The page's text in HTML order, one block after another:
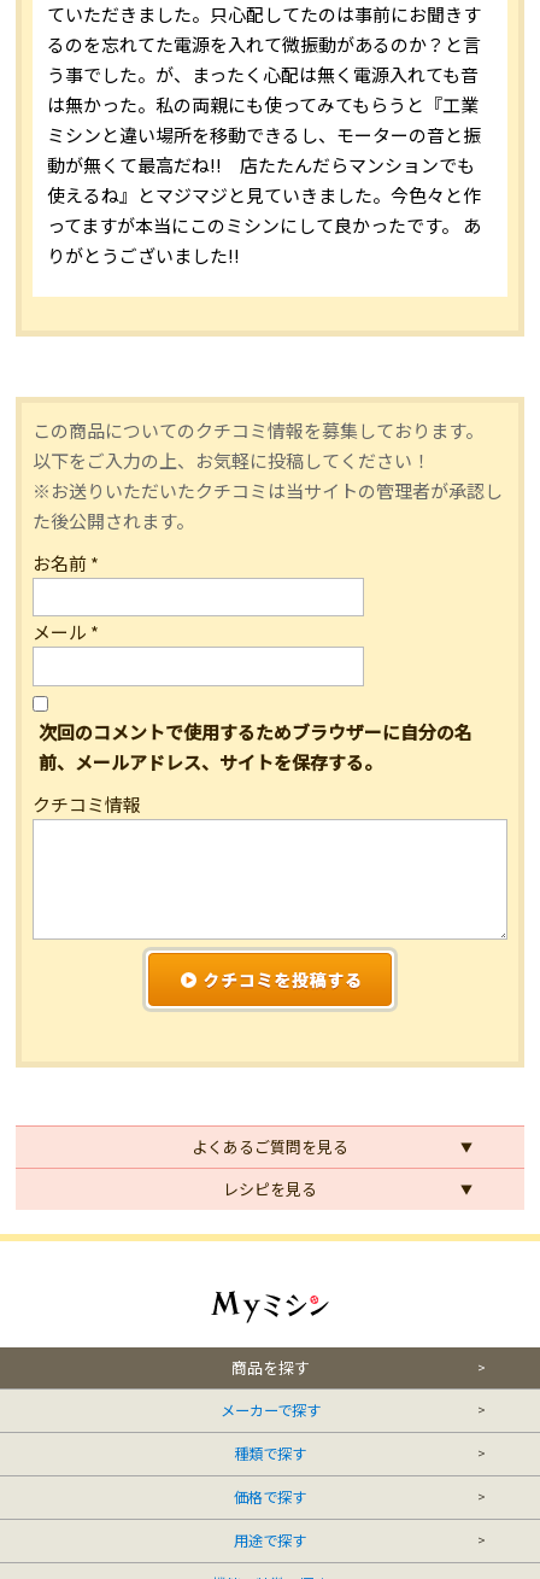
ていただきました。只心配してたのは事前にお聞きす
るのを忘れてた電源を入れて微振動があるのか？と言
う事でした。が、まったく心配は無く電源入れても音
は無かった。私の両親にも使ってみてもらうと『工業
ミシンと違い場所を移動できるし、モーターの音と振
動が無くて最高だね!! 店たたんだらマンションでも
使えるね』とマジマジと見ていきました。今色々と作
ってますが本当にこのミシンにして良かったです。 あ
りがとうございました!!
この商品についてのクチコミ情報を募集しております。
以下をご入力の上、お気軽に投稿してください！
※お送りいただいたクチコミは当サイトの管理者が承認し
た後公開されます。
お名前*
メール *
次回のコメントで使用するためブラウザーに自分の名
前、メールアドレス、サイトを保存する。
クチコミ情報
よくあるご質問を見る
レシピを見る
商品を探す
メーカーで探す
種類で探す
価格で探す
用途で探す